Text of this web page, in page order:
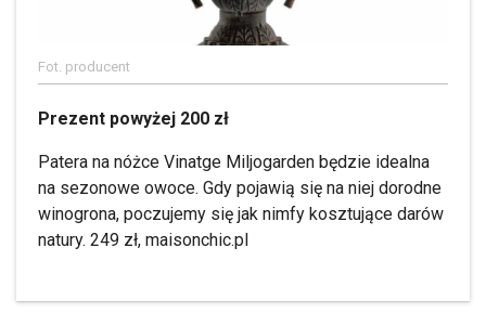
Fot. producent
Prezent powyżej 200 zł
Patera na nóżce Vinatge Miljogarden będzie idealna
na sezonowe owoce. Gdy pojawią się na niej dorodne
winogrona, poczujemy się jak nimfy kosztujące darów
natury. 249 zł, maisonchic.pl